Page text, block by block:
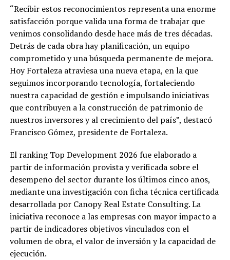
“Recibir estos reconocimientos representa una enorme
satisfacción porque valida una forma de trabajar que
venimos consolidando desde hace más de tres décadas.
Detrás de cada obra hay planificación, un equipo
comprometido y una búsqueda permanente de mejora.
Hoy Fortaleza atraviesa una nueva etapa, en la que
seguimos incorporando tecnología, fortaleciendo
nuestra capacidad de gestión e impulsando iniciativas
que contribuyen a la construcción de patrimonio de
nuestros inversores y al crecimiento del país”, destacó
Francisco Gómez, presidente de Fortaleza.
El ranking Top Development 2026 fue elaborado a
partir de información provista y verificada sobre el
desempeño del sector durante los últimos cinco años,
mediante una investigación con ficha técnica certificada
desarrollada por Canopy Real Estate Consulting. La
iniciativa reconoce a las empresas con mayor impacto a
partir de indicadores objetivos vinculados con el
volumen de obra, el valor de inversión y la capacidad de
ejecución.